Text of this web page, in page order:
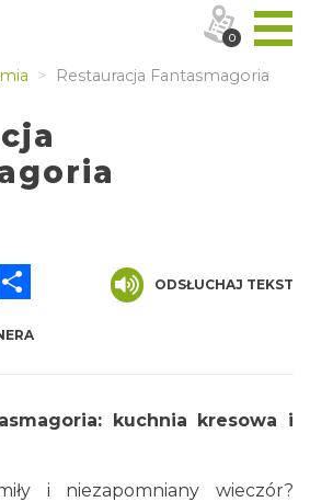
Restauracja Fantasmagoria
Messenger
ODSŁUCHAJ TEKST
kuchnia kresowa i
i niezapomniany wieczór?
0